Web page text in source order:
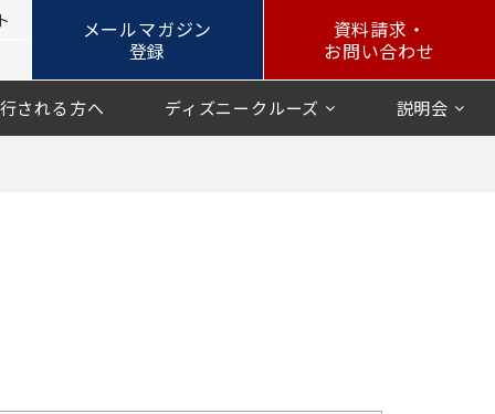
メールマガジン
登録
資料請求・
お問い合わせ
される方へ ディズニークルーズ 説明会